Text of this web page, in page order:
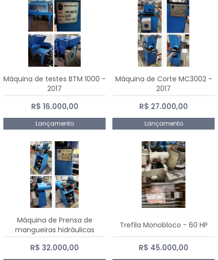
Máquina de testes BTM 1000 -
2017
R$ 16.000,00
Lançamento
Máquina de Corte MC3002 -
2017
R$ 27.000,00
Lançamento
Máquina de Prensa de
mangueiras hidráulicas
PE50TF - 2017
R$ 32.000,00
Trefila Monobloco - 60 HP
R$ 45.000,00